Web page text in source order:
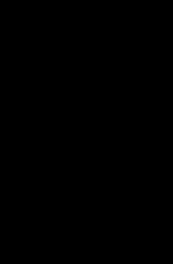
oknie.
w nowym oknie.
się w nowym oknie.
otwiera się w nowym
Strona otwiera się